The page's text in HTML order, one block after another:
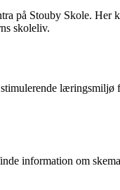
på Stouby Skole.
skoleliv.
information om